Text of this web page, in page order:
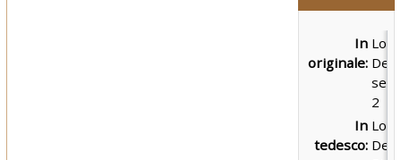
In
originale:
2
In
tedesco: